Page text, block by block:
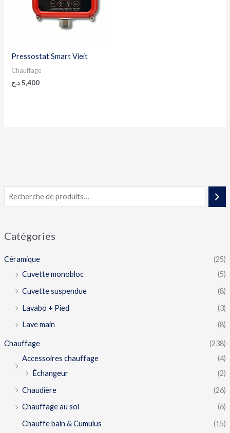
Catégories
Céramique
(25)
Cuvette monobloc
(5)
Cuvette suspendue
(8)
Lavabo + Pied
(3)
Lave main
(8)
Chauffage
(238)
Accessoires chauffage
(4)
Échangeur
(2)
Chaudière
(26)
Chauffage au sol
(6)
Chauffe bain & Cumulus
(15)
Pressostat Smart Vieit
Chauffage
5,400 د.ج